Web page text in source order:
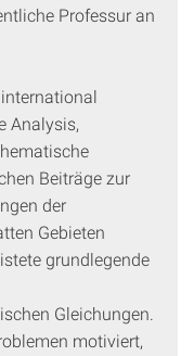
Professur an
Analysis,
Beiträge zur
der
Gebieten
grundlegende
Gleichungen.
motiviert,